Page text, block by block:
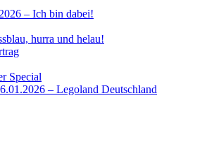
– Ich bin dabei!
hurra und helau!
Special
– Legoland Deutschland